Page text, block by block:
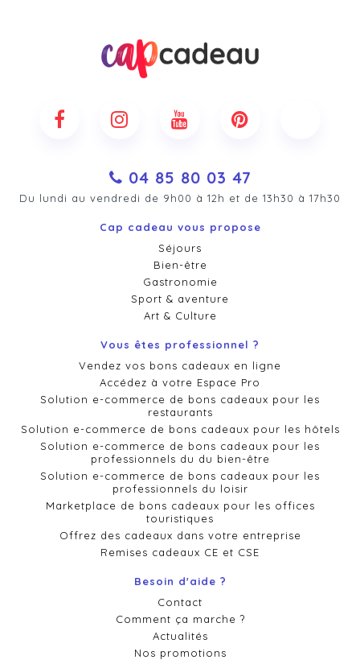
04 85 80 03 47
Du lundi au vendredi de 9h00 à 12h et de 13h30 à 17h30
Cap cadeau vous propose
Séjours
Bien-être
Gastronomie
Sport & aventure
Art & Culture
Vous êtes professionnel ?
Vendez vos bons cadeaux en ligne
Accédez à votre Espace Pro
Solution e-commerce de bons cadeaux pour les
restaurants
Solution e-commerce de bons cadeaux pour les hôtels
Solution e-commerce de bons cadeaux pour les
professionnels du du bien-être
Solution e-commerce de bons cadeaux pour les
professionnels du loisir
Marketplace de bons cadeaux pour les offices
touristiques
Offrez des cadeaux dans votre entreprise
Remises cadeaux CE et CSE
Besoin d'aide ?
Contact
Comment ça marche ?
Actualités
Nos promotions